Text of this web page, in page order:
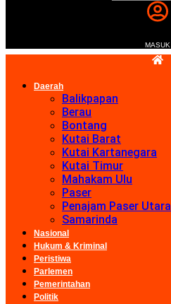
MASUK
Daerah
Balikpapan
Berau
Bontang
Kutai Barat
Kutai Kartanegara
Kutai Timur
Mahakam Ulu
Paser
Penajam Paser Utara
Samarinda
Nasional
Hukum & Kriminal
Peristiwa
Parlemen
Pemerintahan
Politik